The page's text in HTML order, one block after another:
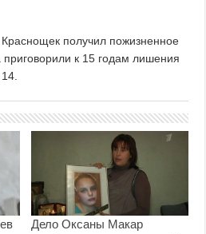
получил пожизненное
к 15 годам лишения
Дело Оксаны Макар